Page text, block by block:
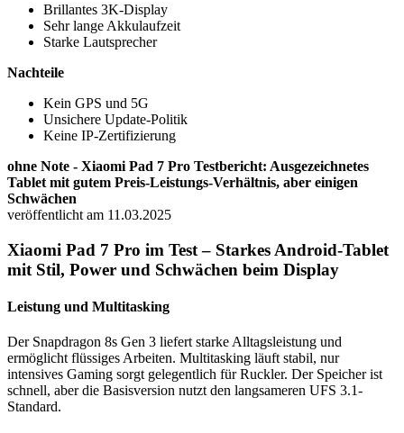
Brillantes 3K-Display
Sehr lange Akkulaufzeit
Starke Lautsprecher
Nachteile
Kein GPS und 5G
Unsichere Update-Politik
Keine IP-Zertifizierung
ohne Note - Xiaomi Pad 7 Pro Testbericht: Ausgezeichnetes
Tablet mit gutem Preis-Leistungs-Verhältnis, aber einigen
Schwächen
veröffentlicht am 11.03.2025
Xiaomi Pad 7 Pro im Test – Starkes Android-Tablet
mit Stil, Power und Schwächen beim Display
Leistung und Multitasking
Der Snapdragon 8s Gen 3 liefert starke Alltagsleistung und
ermöglicht flüssiges Arbeiten. Multitasking läuft stabil, nur
intensives Gaming sorgt gelegentlich für Ruckler. Der Speicher ist
schnell, aber die Basisversion nutzt den langsameren UFS 3.1-
Standard.